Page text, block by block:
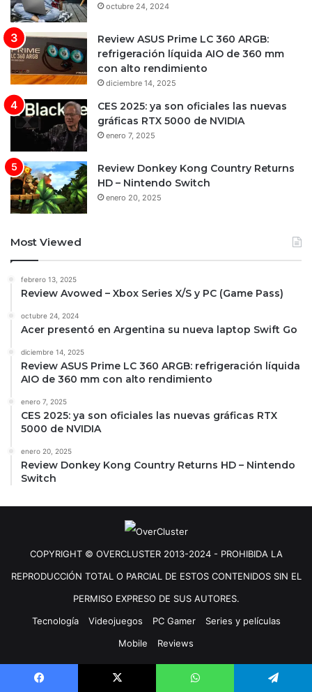
octubre 24, 2024
Review ASUS Prime LC 360 ARGB:
refrigeración líquida AIO de 360 mm
con alto rendimiento
diciembre 14, 2025
CES 2025: ya son oficiales las nuevas
gráficas RTX 5000 de NVIDIA
enero 7, 2025
Review Donkey Kong Country Returns
HD – Nintendo Switch
enero 20, 2025
Most Viewed
febrero 13, 2025
Review Avowed – Xbox Series X/S y PC (Game Pass)
octubre 24, 2024
Acer presentó en Argentina su nueva laptop Swift Go
diciembre 14, 2025
Review ASUS Prime LC 360 ARGB: refrigeración líquida
AIO de 360 mm con alto rendimiento
enero 7, 2025
CES 2025: ya son oficiales las nuevas gráficas RTX
5000 de NVIDIA
enero 20, 2025
Review Donkey Kong Country Returns HD – Nintendo
Switch
COPYRIGHT © OVERCLUSTER 2013-2024 - PROHIBIDA LA
REPRODUCCIÓN TOTAL O PARCIAL DE ESTOS CONTENIDOS SIN EL
PERMISO EXPRESO DE SUS AUTORES.
Tecnología
Videojuegos PC Gamer
Series y películas
Mobile
Reviews
Facebook YouTubeInstagram